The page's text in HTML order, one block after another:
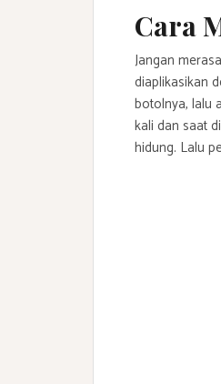
Cara
Jangan
diaplikasikan
botolnya, lalu
kali dan saat
hidung. Lalu